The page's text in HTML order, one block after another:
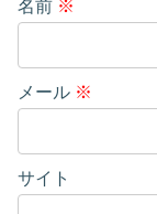
名前 ※
メール ※
サイト